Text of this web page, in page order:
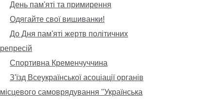
День пам'яті та примирення
Одягайте свої вишиванки!
До Дня пам'яті жертв політичних
репресій
Спортивна Кременчуччина
З'їзд Всеукраїнської асоціації органів
місцевого самоврядування "Українська